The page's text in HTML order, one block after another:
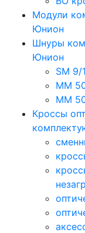
Модули
Юнион
Шнуры
Юнион
SM 9/
MM
MM
Кроссы